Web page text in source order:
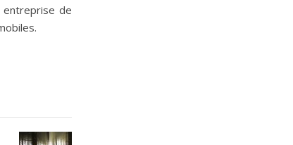
entreprise de